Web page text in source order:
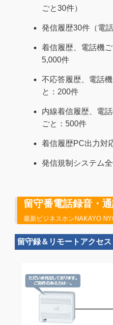
ごと30件）
発信履歴30件（電話
着信履歴、電話機
5,000件
不応答履歴、電話
と：200件
内線着信履歴、電
ごと：500件
着信履歴PC出力対
発信規制システム
留守番電話録音・
最新ビジネスホンNAKAYO
留守録＆リモートアクセス